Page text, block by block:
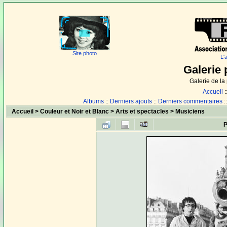
Site photo
Galerie
Galerie de la
Accueil
Albums :: Derniers ajouts :: Derniers commentaires
Accueil >Couleur et Noir et Blanc >Arts et spectacles > Musiciens